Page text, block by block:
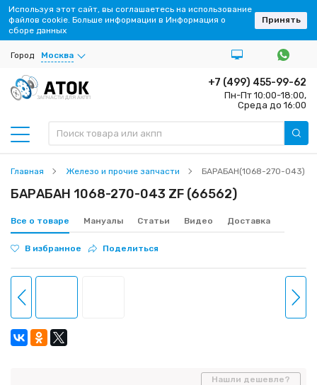
Город Москва
ЗАПЧАСТИ ДЛЯ АКПП
+7 (499) 455-99-62
Пн-Пт 10:00-18:00,
Среда до 16:00
Главная Железо и прочие запчасти БАРАБАН(1068-270-043)
БАРАБАН 1068-270-043 ZF (66562)
Все о товаре Мануалы Статьи Видео Доставка
В избранное Поделиться
Нашли дешевле?
Используя этот сайт, вы соглашаетесь на использование
файлов cookie. Больше информации в Информация о
сборе данных
Принять